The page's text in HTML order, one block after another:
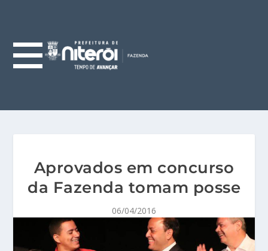
Aprovados em concurso
da Fazenda tomam posse
06/04/2016